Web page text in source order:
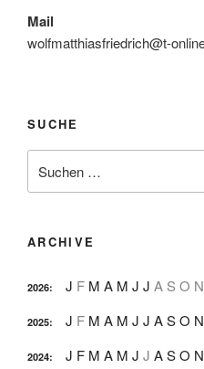
Mail
wolfmatthiasfriedrich@t-
SUCHE
nach:
ARCHIVE
2026: J F M A M J J A S O N
2025: J F M A M J J ASO N
2024: J F M A M J J ASO N